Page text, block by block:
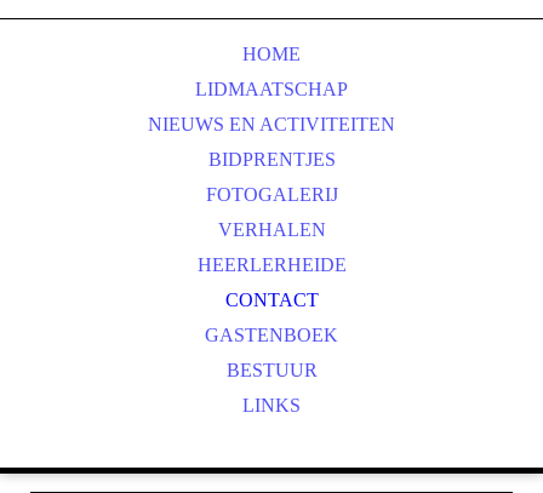
HOME
LIDMAATSCHAP
NIEUWS EN ACTIVITEITEN
BIDPRENTJES
FOTOGALERIJ
VERHALEN
HEERLERHEIDE
CONTACT
GASTENBOEK
BESTUUR
LINKS